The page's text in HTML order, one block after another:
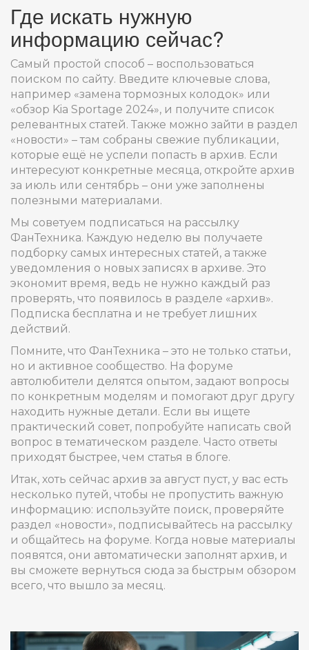
Где искать нужную
информацию сейчас?
Самый простой способ – воспользоваться
поиском по сайту. Введите ключевые слова,
например «замена тормозных колодок» или
«обзор Kia Sportage 2024», и получите список
релевантных статей. Также можно зайти в раздел
«новости» – там собраны свежие публикации,
которые ещё не успели попасть в архив. Если
интересуют конкретные месяца, откройте архив
за июль или сентябрь – они уже заполнены
полезными материалами.
Мы советуем подписаться на рассылку
ФанТехника. Каждую неделю вы получаете
подборку самых интересных статей, а также
уведомления о новых записях в архиве. Это
экономит время, ведь не нужно каждый раз
проверять, что появилось в разделе «архив».
Подписка бесплатна и не требует лишних
действий.
Помните, что ФанТехника – это не только статьи,
но и активное сообщество. На форуме
автолюбители делятся опытом, задают вопросы
по конкретным моделям и помогают друг другу
находить нужные детали. Если вы ищете
практический совет, попробуйте написать свой
вопрос в тематическом разделе. Часто ответы
приходят быстрее, чем статья в блоге.
Итак, хоть сейчас архив за август пуст, у вас есть
несколько путей, чтобы не пропустить важную
информацию: используйте поиск, проверяйте
раздел «новости», подписывайтесь на рассылку
и общайтесь на форуме. Когда новые материалы
появятся, они автоматически заполнят архив, и
вы сможете вернуться сюда за быстрым обзором
всего, что вышло за месяц.